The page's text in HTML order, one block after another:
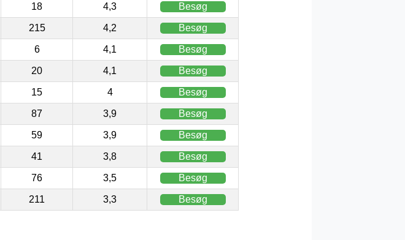
18 4,3 Besøg
215 4,2 Besøg
6 4,1 Besøg
20 4,1 Besøg
15 4 Besøg
87 3,9 Besøg
59 3,9 Besøg
41 3,8 Besøg
76 3,5 Besøg
211 3,3 Besøg